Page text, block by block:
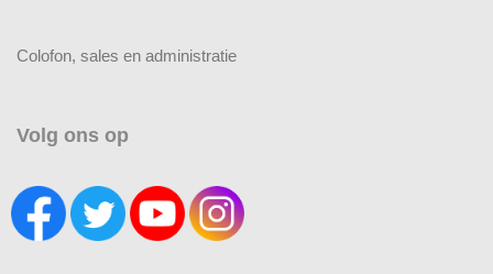
Colofon, sales en administratie
Volg ons op